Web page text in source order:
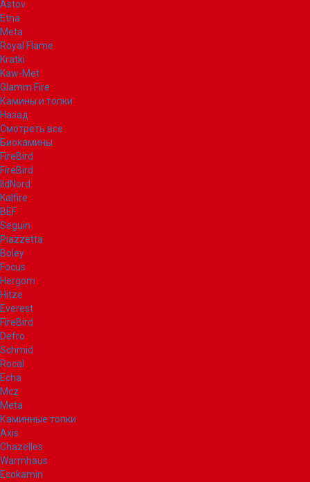
Astov
Etna
Meta
Royal Flame
Kratki
Kaw-Met
Glamm Fire
Камины и топки
Назад
Смотреть все
Биокамины
FireBird
FireBird
IldNord
Kalfire
BEF
Seguin
Piazzetta
Boley
Focus
Hergom
Hitze
Everest
FireBird
Defro
Schmid
Rocal
Echa
Mcz
Meta
Каминные топки
Axis
Chazelles
Warmhaus
Ecokamin